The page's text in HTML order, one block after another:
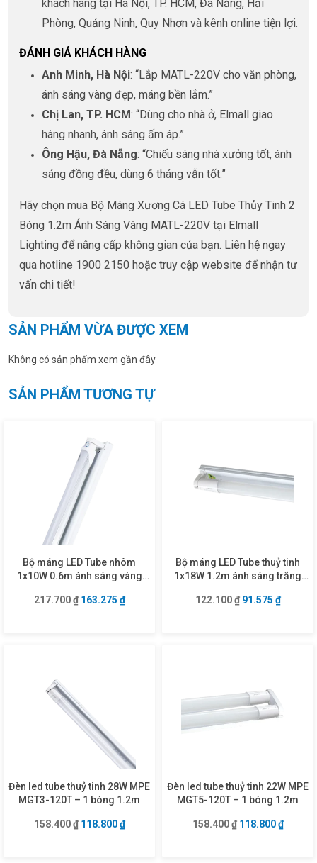
khách hàng tại Hà Nội, TP. HCM, Đà Nẵng, Hải
Phòng, Quảng Ninh, Quy Nhơn và kênh online tiện lợi.
ĐÁNH GIÁ KHÁCH HÀNG
Anh Minh, Hà Nội: “Lắp MATL-220V cho văn phòng,
ánh sáng vàng đẹp, máng bền lắm.”
Chị Lan, TP. HCM: “Dùng cho nhà ở, Elmall giao
hàng nhanh, ánh sáng ấm áp.”
Ông Hậu, Đà Nẵng: “Chiếu sáng nhà xưởng tốt, ánh
sáng đồng đều, dùng 6 tháng vẫn tốt.”
Hãy chọn mua Bộ Máng Xương Cá LED Tube Thủy Tinh 2
Bóng 1.2m Ánh Sáng Vàng MATL-220V tại Elmall
Lighting để nâng cấp không gian của bạn. Liên hệ ngay
qua hotline 1900 2150 hoặc truy cập website để nhận tư
vấn chi tiết!
SẢN PHẨM VỪA ĐƯỢC XEM
Không có sản phẩm xem gần đây
SẢN PHẨM TƯƠNG TỰ
Bộ máng LED Tube nhôm
1x10W 0.6m ánh sáng vàng
217.700₫ Giá gốc là: 217.700 ₫.
163.275 ₫Giá hiện tại là: 163.275 ₫.
Bộ máng LED Tube thuỷ tinh
1x18W 1.2m ánh sáng trắng
122.100₫ Giá gốc là:
91.575 ₫Giá
Đèn led tube thuỷ tinh 28W MPE
MGT3-120T – 1 bóng 1.2m
158.400₫ Giá gốc là: 158.400 ₫.
118.800₫Giá hiện tại là: 118.800 ₫.
Đèn led tube thuỷ tinh 22W MPE
MGT5-120T – 1 bóng 1.2m
158.400₫ Giá gốc là:
118.800₫Giá